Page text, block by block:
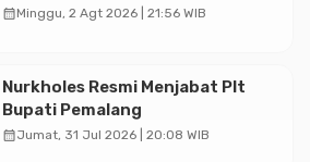
calendar_monthMinggu, 2 Agt 2026 | 21:56 WIB
Nurkholes Resmi Menjabat Plt
Bupati Pemalang
calendar_monthJumat, 31 Jul 2026 | 20:08 WIB